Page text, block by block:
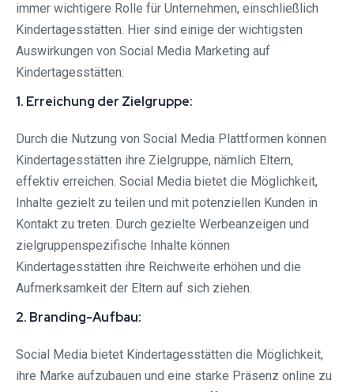
immer wichtigere Rolle für Unternehmen, einschließlich
Kindertagesstätten. Hier sind einige der wichtigsten
Auswirkungen von Social Media Marketing auf
Kindertagesstätten:
1. Erreichung der Zielgruppe:
Durch die Nutzung von Social Media Plattformen können
Kindertagesstätten ihre Zielgruppe, nämlich Eltern,
effektiv erreichen. Social Media bietet die Möglichkeit,
Inhalte gezielt zu teilen und mit potenziellen Kunden in
Kontakt zu treten. Durch gezielte Werbeanzeigen und
zielgruppenspezifische Inhalte können
Kindertagesstätten ihre Reichweite erhöhen und die
Aufmerksamkeit der Eltern auf sich ziehen.
2. Branding-Aufbau:
Social Media bietet Kindertagesstätten die Möglichkeit,
ihre Marke aufzubauen und eine starke Präsenz online zu